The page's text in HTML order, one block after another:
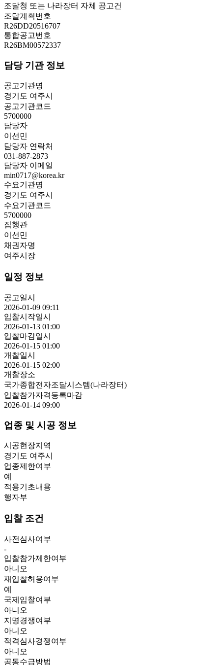
조달청 또는 나라장터 자체 공고건
조달계획번호
R26DD20516707
통합공고번호
R26BM00572337
담당 기관 정보
공고기관명
경기도 여주시
공고기관코드
5700000
담당자
이선민
담당자 연락처
031-887-2873
담당자 이메일
min0717@korea.kr
수요기관명
경기도 여주시
수요기관코드
5700000
집행관
이선민
채권자명
여주시장
일정 정보
공고일시
2026-01-09 09:11
입찰시작일시
2026-01-13 01:00
입찰마감일시
2026-01-15 01:00
개찰일시
2026-01-15 02:00
개찰장소
국가종합전자조달시스템(나라장터)
입찰참가자격등록마감
2026-01-14 09:00
업종 및 시공 정보
시공현장지역
경기도 여주시
업종제한여부
예
적용기초내용
행자부
입찰 조건
사전심사여부
-
입찰참가제한여부
아니오
재입찰허용여부
예
국제입찰여부
아니오
지명경쟁여부
아니오
적격심사경쟁여부
아니오
공동수급방법